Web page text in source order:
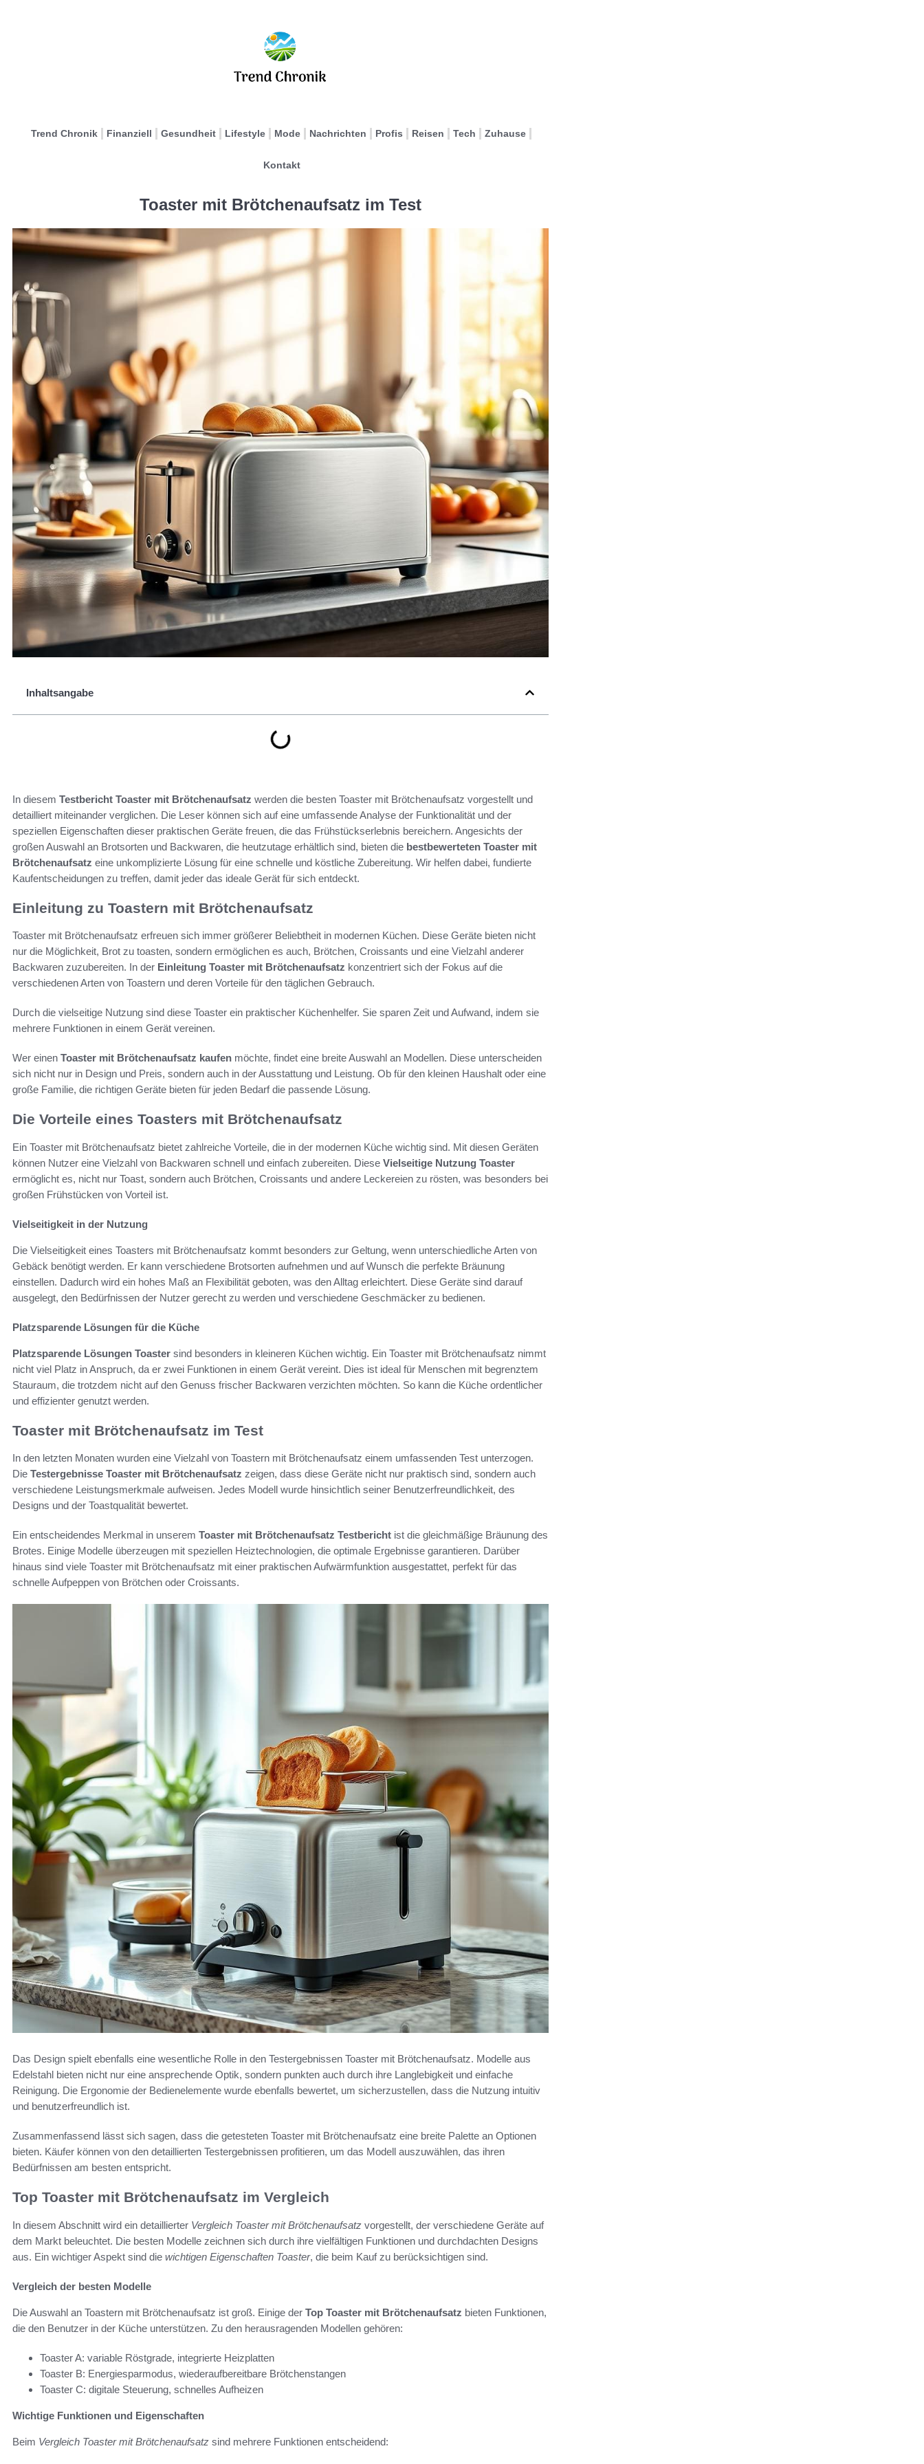
Trend Chronik Finanziell Gesundheit Lifestyle Mode Nachrichten Profis Reisen Tech Zuhause
Kontakt
Toaster mit Brötchenaufsatz im Test
Inhaltsangabe
In diesem Testbericht Toaster mit Brötchenaufsatz werden die besten Toaster mit Brötchenaufsatz vorgestellt und
detailliert miteinander verglichen. Die Leser können sich auf eine umfassende Analyse der Funktionalität und der
speziellen Eigenschaften dieser praktischen Geräte freuen, die das Frühstückserlebnis bereichern. Angesichts der
großen Auswahl an Brotsorten und Backwaren, die heutzutage erhältlich sind, bieten die bestbewerteten Toaster mit
Brötchenaufsatz eine unkomplizierte Lösung für eine schnelle und köstliche Zubereitung. Wir helfen dabei, fundierte
Kaufentscheidungen zu treffen, damit jeder das ideale Gerät für sich entdeckt.
Einleitung zu Toastern mit Brötchenaufsatz
Toaster mit Brötchenaufsatz erfreuen sich immer größerer Beliebtheit in modernen Küchen. Diese Geräte bieten nicht
nur die Möglichkeit, Brot zu toasten, sondern ermöglichen es auch, Brötchen, Croissants und eine Vielzahl anderer
Backwaren zuzubereiten. In der Einleitung Toaster mit Brötchenaufsatz konzentriert sich der Fokus auf die
verschiedenen Arten von Toastern und deren Vorteile für den täglichen Gebrauch.
Durch die vielseitige Nutzung sind diese Toaster ein praktischer Küchenhelfer. Sie sparen Zeit und Aufwand, indem sie
mehrere Funktionen in einem Gerät vereinen.
Wer einen Toaster mit Brötchenaufsatz kaufen möchte, findet eine breite Auswahl an Modellen. Diese unterscheiden
sich nicht nur in Design und Preis, sondern auch in der Ausstattung und Leistung. Ob für den kleinen Haushalt oder eine
große Familie, die richtigen Geräte bieten für jeden Bedarf die passende Lösung.
Die Vorteile eines Toasters mit Brötchenaufsatz
Ein Toaster mit Brötchenaufsatz bietet zahlreiche Vorteile, die in der modernen Küche wichtig sind. Mit diesen Geräten
können Nutzer eine Vielzahl von Backwaren schnell und einfach zubereiten. Diese Vielseitige Nutzung Toaster
ermöglicht es, nicht nur Toast, sondern auch Brötchen, Croissants und andere Leckereien zu rösten, was besonders bei
großen Frühstücken von Vorteil ist.
Vielseitigkeit in der Nutzung
Die Vielseitigkeit eines Toasters mit Brötchenaufsatz kommt besonders zur Geltung, wenn unterschiedliche Arten von
Gebäck benötigt werden. Er kann verschiedene Brotsorten aufnehmen und auf Wunsch die perfekte Bräunung
einstellen. Dadurch wird ein hohes Maß an Flexibilität geboten, was den Alltag erleichtert. Diese Geräte sind darauf
ausgelegt, den Bedürfnissen der Nutzer gerecht zu werden und verschiedene Geschmäcker zu bedienen.
Platzsparende Lösungen für die Küche
Platzsparende Lösungen Toaster sind besonders in kleineren Küchen wichtig. Ein Toaster mit Brötchenaufsatz nimmt
nicht viel Platz in Anspruch, da er zwei Funktionen in einem Gerät vereint. Dies ist ideal für Menschen mit begrenztem
Stauraum, die trotzdem nicht auf den Genuss frischer Backwaren verzichten möchten. So kann die Küche ordentlicher
und effizienter genutzt werden.
Toaster mit Brötchenaufsatz im Test
In den letzten Monaten wurden eine Vielzahl von Toastern mit Brötchenaufsatz einem umfassenden Test unterzogen.
Die Testergebnisse Toaster mit Brötchenaufsatz zeigen, dass diese Geräte nicht nur praktisch sind, sondern auch
verschiedene Leistungsmerkmale aufweisen. Jedes Modell wurde hinsichtlich seiner Benutzerfreundlichkeit, des
Designs und der Toastqualität bewertet.
Ein entscheidendes Merkmal in unserem Toaster mit Brötchenaufsatz Testbericht ist die gleichmäßige Bräunung des
Brotes. Einige Modelle überzeugen mit speziellen Heiztechnologien, die optimale Ergebnisse garantieren. Darüber
hinaus sind viele Toaster mit Brötchenaufsatz mit einer praktischen Aufwärmfunktion ausgestattet, perfekt für das
schnelle Aufpeppen von Brötchen oder Croissants.
Das Design spielt ebenfalls eine wesentliche Rolle in den Testergebnissen Toaster mit Brötchenaufsatz. Modelle aus
Edelstahl bieten nicht nur eine ansprechende Optik, sondern punkten auch durch ihre Langlebigkeit und einfache
Reinigung. Die Ergonomie der Bedienelemente wurde ebenfalls bewertet, um sicherzustellen, dass die Nutzung intuitiv
und benutzerfreundlich ist.
Zusammenfassend lässt sich sagen, dass die getesteten Toaster mit Brötchenaufsatz eine breite Palette an Optionen
bieten. Käufer können von den detaillierten Testergebnissen profitieren, um das Modell auszuwählen, das ihren
Bedürfnissen am besten entspricht.
Top Toaster mit Brötchenaufsatz im Vergleich
In diesem Abschnitt wird ein detaillierter Vergleich Toaster mit Brötchenaufsatz vorgestellt, der verschiedene Geräte auf
dem Markt beleuchtet. Die besten Modelle zeichnen sich durch ihre vielfältigen Funktionen und durchdachten Designs
aus. Ein wichtiger Aspekt sind die wichtigen Eigenschaften Toaster, die beim Kauf zu berücksichtigen sind.
Vergleich der besten Modelle
Die Auswahl an Toastern mit Brötchenaufsatz ist groß. Einige der Top Toaster mit Brötchenaufsatz bieten Funktionen,
die den Benutzer in der Küche unterstützen. Zu den herausragenden Modellen gehören:
Toaster A: variable Röstgrade, integrierte Heizplatten
Toaster B: Energiesparmodus, wiederaufbereitbare Brötchenstangen
Toaster C: digitale Steuerung, schnelles Aufheizen
Wichtige Funktionen und Eigenschaften
Beim Vergleich Toaster mit Brötchenaufsatz sind mehrere Funktionen entscheidend: